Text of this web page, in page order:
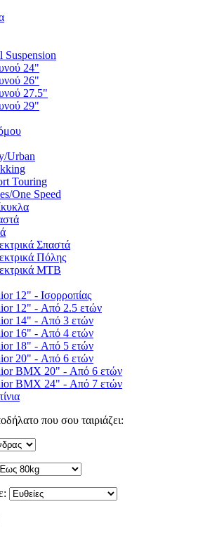
Suspension
24"
26"
27.5"
29"
Urban
Touring
One Speed
Σπαστά
Πόλης
MTB
12" - Ισορροπίας
12" - Από 2.5 ετών
14" - Από 3 ετών
16" - Από 4 ετών
18" - Από 5 ετών
20" - Από 6 ετών
BMX 20" - Από 6 ετών
BMX 24" - Από 7 ετών
που σου ταιριάζει: